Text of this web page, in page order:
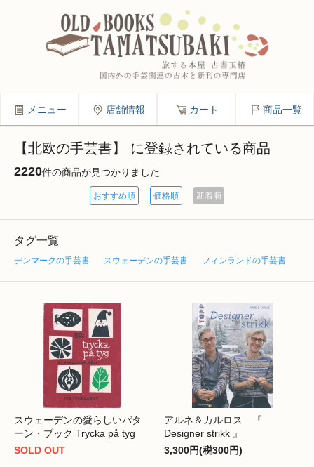
メニュー 店舗情報 カート 商品一覧
【北欧の手芸書】 に登録されている商品
2220件の商品が見つかりました
おすすめ順 価格順 新着順
タグ一覧
デンマークの手芸書 スウェーデンの手芸書 フィンランドの手芸書
スウェーデンの愛らしいパタ
ーン・ブック Trycka på tyg
SOLD OUT
アルネ＆カルロス 『
Designer strikk 』
3,300円(税300円)